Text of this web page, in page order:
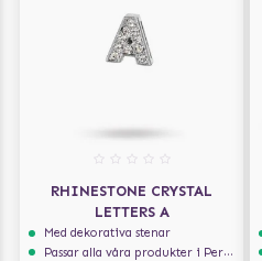
RHINESTONE CRYSTAL
LETTERS A
Med dekorativa stenar
Passar alla våra produkter i Personalize serien